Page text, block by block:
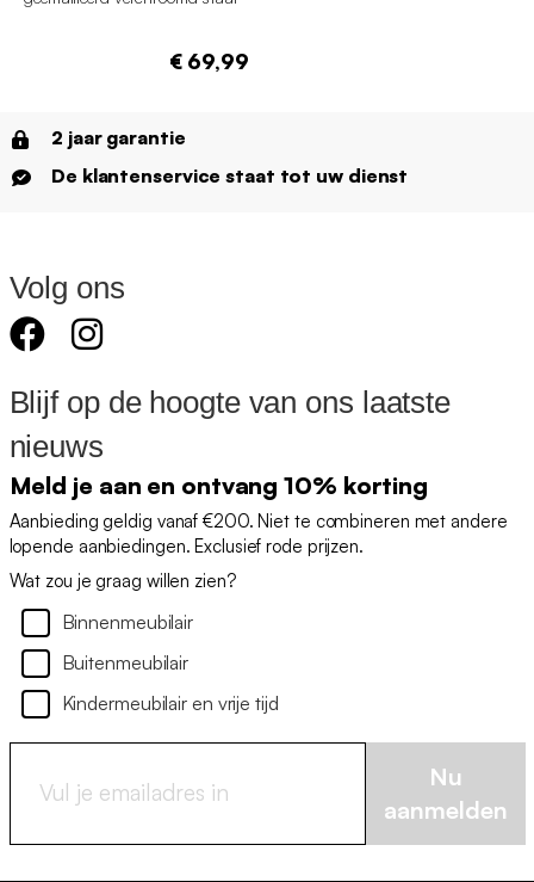
€ 69,99
2 jaar garantie
De klantenservice staat tot uw dienst
Volg ons
Blijf op de hoogte van ons laatste
nieuws
Meld je aan en ontvang 10% korting
Aanbieding geldig vanaf €200. Niet te combineren met andere
lopende aanbiedingen. Exclusief rode prijzen.
Wat zou je graag willen zien?
Binnenmeubilair
Buitenmeubilair
Kindermeubilair en vrije tijd
Nu
aanmelden